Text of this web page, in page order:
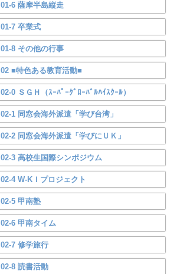
01-6 薩摩半島縦走
01-7 卒業式
01-8 その他の行事
02 ■特色ある教育活動■
02-0 ＳＧＨ（ｽｰﾊﾟｰｸﾞﾛｰﾊﾞﾙﾊｲｽｸｰﾙ）
02-1 同窓会海外派遣「学び台湾」
02-2 同窓会海外派遣「学びにＵＫ」
02-3 高校生国際シンポジウム
02-4 W-KＩプロジェクト
02-5 甲南塾
02-6 甲南タイム
02-7 修学旅行
02-8 読書活動